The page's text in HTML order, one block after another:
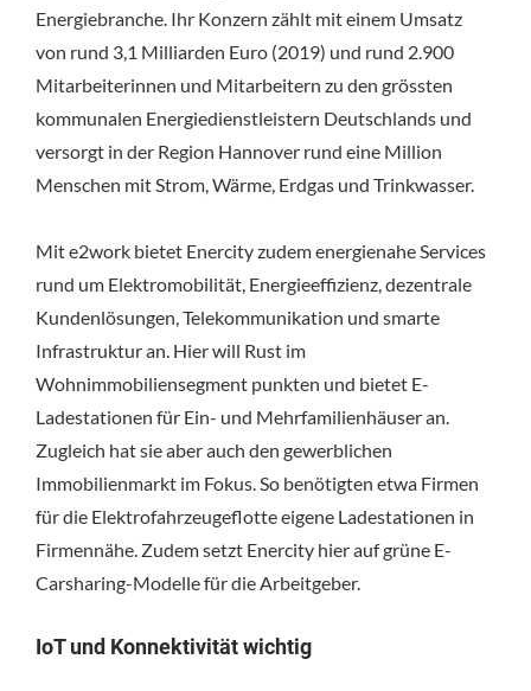
Energiebranche. Ihr Konzern zählt mit einem Umsatz
von rund 3,1 Milliarden Euro (2019) und rund 2.900
Mitarbeiterinnen und Mitarbeitern zu den grössten
kommunalen Energiedienstleistern Deutschlands und
versorgt in der Region Hannover rund eine Million
Menschen mit Strom, Wärme, Erdgas und Trinkwasser.
Mit e2work bietet Enercity zudem energienahe Services
rund um Elektromobilität, Energieeffizienz, dezentrale
Kundenlösungen, Telekommunikation und smarte
Infrastruktur an. Hier will Rust im
Wohnimmobiliensegment punkten und bietet E-
Ladestationen für Ein- und Mehrfamilienhäuser an.
Zugleich hat sie aber auch den gewerblichen
Immobilienmarkt im Fokus. So benötigten etwa Firmen
für die Elektrofahrzeugeflotte eigene Ladestationen in
Firmennähe. Zudem setzt Enercity hier auf grüne E-
Carsharing-Modelle für die Arbeitgeber.
IoT und Konnektivität wichtig